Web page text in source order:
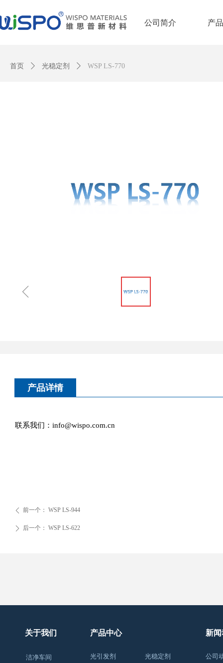
公司简介 产
首页 ꄲ 光稳定剂 ꄲ WSP LS-770
ꁆ
产品详情
联系我们：info@wispo.com.cn
ꄴ 前一个： WSP LS-944
ꄲ 后一个： WSP LS-622
关于我们
洁净车间
产品中心
光引发剂 光稳定剂
新
公司